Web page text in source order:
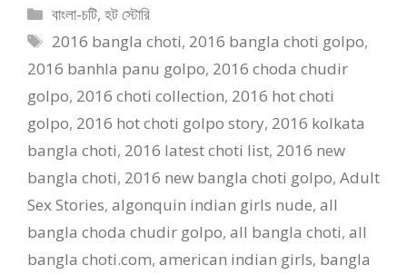
Categories
বাংলা-চটি,হট স্টোরি
Tags
2016 bangla choti, 2016 bangla choti golpo,
2016 banhla panu golpo, 2016 choda chudir
golpo, 2016 choti collection, 2016 hot choti
golpo, 2016 hot choti golpo story, 2016 kolkata
bangla choti, 2016 latest choti list, 2016 new
bangla choti, 2016 new bangla choti golpo, Adult
Sex Stories, algonquin indian girls nude, all
bangla choda chudir golpo, all bangla choti, all
bangla choti.com, american indian girls, bangla